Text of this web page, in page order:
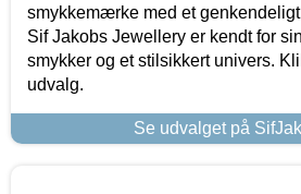
smykkemærke med et
Sif Jakobs Jewellery er kendt for
smykker og et stilsikkert univers.
udvalg.
Se udvalget på